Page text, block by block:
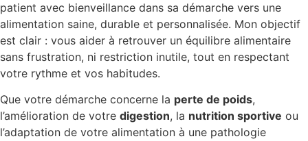
patient avec bienveillance dans sa démarche vers une
alimentation saine, durable et personnalisée. Mon objectif
est clair : vous aider à retrouver un équilibre alimentaire
sans frustration, ni restriction inutile, tout en respectant
votre rythme et vos habitudes.
Que votre démarche concerne la perte de poids,
l’amélioration de votre digestion, la nutrition sportive ou
l’adaptation de votre alimentation à une pathologie